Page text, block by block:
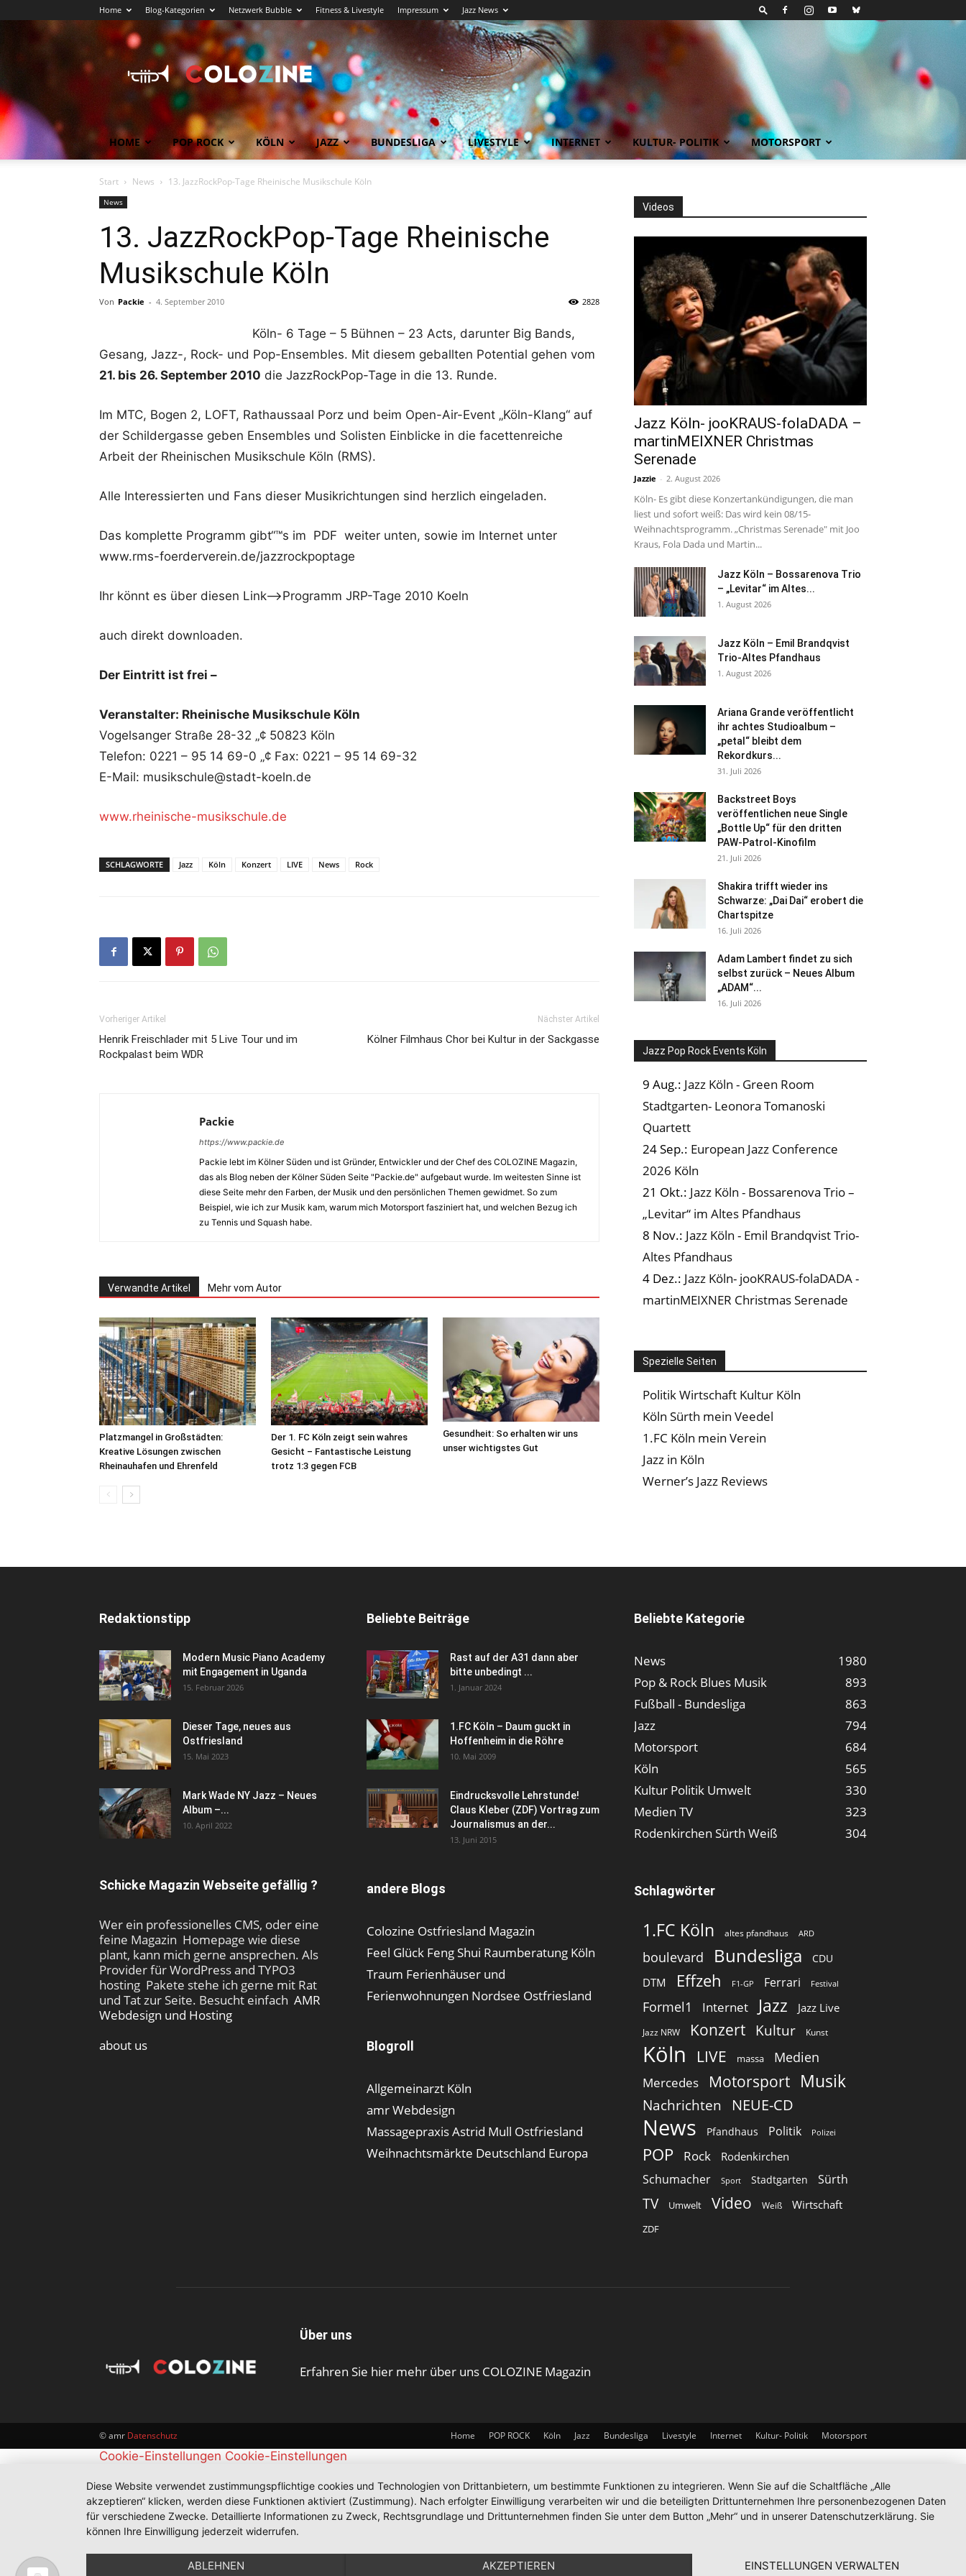
Home Blog-Kategorien Netzwerk Bubble Fitness & Livestyle Impressum Jazz News
Köln
News
COLOZINE
Magazin
HOME POP ROCK KÖLN JAZZ BUNDESLIGA LIVESTYLE INTERNET KULTUR- POLITIK MOTORSPORT
Start News 13. JazzRockPop-Tage Rheinische Musikschule Köln
News
13. JazzRockPop-Tage Rheinische
Musikschule Köln
Von Packie - 4. September 2010 2828
Köln- 6 Tage – 5 Bühnen – 23 Acts, darunter Big Bands,
Gesang, Jazz-, Rock- und Pop-Ensembles. Mit diesem geballten Potential gehen vom
21. bis 26. September 2010 die JazzRockPop-Tage in die 13. Runde.
Im MTC, Bogen 2, LOFT, Rathaussaal Porz und beim Open-Air-Event „Köln-Klang“ auf
der Schildergasse geben Ensembles und Solisten Einblicke in die facettenreiche
Arbeit der Rheinischen Musikschule Köln (RMS).
Alle Interessierten und Fans dieser Musikrichtungen sind herzlich eingeladen.
Das komplette Programm gibt“™s im PDF weiter unten, sowie im Internet unter
www.rms-foerderverein.de/jazzrockpoptage
Ihr könnt es über diesen Link–>Programm JRP-Tage 2010 Koeln
auch direkt downloaden.
Der Eintritt ist frei –
Veranstalter: Rheinische Musikschule Köln
Vogelsanger Straße 28-32 „¢ 50823 Köln
Telefon: 0221 – 95 14 69-0 „¢ Fax: 0221 – 95 14 69-32
E-Mail: musikschule@stadt-koeln.de
www.rheinische-musikschule.de
SCHLAGWORTE Jazz Köln Konzert LIVE News Rock
Vorheriger Artikel
Henrik Freischlader mit 5 Live Tour und im
Rockpalast beim WDR
Nächster Artikel
Kölner Filmhaus Chor bei Kultur in der Sackgasse
Packie
https://www.packie.de
Packie lebt im Kölner Süden und ist Gründer, Entwickler und der Chef des COLOZINE Magazin,
das als Blog neben der Kölner Süden Seite "Packie.de" aufgebaut wurde. Im weitesten Sinne ist
diese Seite mehr den Farben, der Musik und den persönlichen Themen gewidmet. So zum
Beispiel, wie ich zur Musik kam, warum mich Motorsport fasziniert hat, und welchen Bezug ich
zu Tennis und Squash habe.
Verwandte Artikel Mehr vom Autor
Platzmangel in Großstädten:
Kreative Lösungen zwischen
Rheinauhafen und Ehrenfeld
Der 1. FC Köln zeigt sein wahres
Gesicht – Fantastische Leistung
trotz 1:3 gegen FCB
Gesundheit: So erhalten wir uns
unser wichtigstes Gut
Videos
Jazz Köln- jooKRAUS-folaDADA –
martinMEIXNER Christmas
Serenade
Jazzie - 2. August 2026
Köln- Es gibt diese Konzertankündigungen, die man
liest und sofort weiß: Das wird kein 08/15-
Weihnachtsprogramm. „Christmas Serenade" mit Joo
Kraus, Fola Dada und Martin...
Jazz Köln – Bossarenova Trio
– „Levitar“ im Altes...
1. August 2026
Jazz Köln – Emil Brandqvist
Trio-Altes Pfandhaus
1. August 2026
Ariana Grande veröffentlicht
ihr achtes Studioalbum –
„petal“ bleibt dem
Rekordkurs...
31. Juli 2026
Backstreet Boys
veröffentlichen neue Single
„Bottle Up“ für den dritten
PAW-Patrol-Kinofilm
21. Juli 2026
Shakira trifft wieder ins
Schwarze: „Dai Dai“ erobert die
Chartspitze
16. Juli 2026
Adam Lambert findet zu sich
selbst zurück – Neues Album
„ADAM“...
16. Juli 2026
Jazz Pop Rock Events Köln
9 Aug.: Jazz Köln - Green Room
Stadtgarten- Leonora Tomanoski
Quartett
24 Sep.: European Jazz Conference
2026 Köln
21 Okt.: Jazz Köln - Bossarenova Trio –
„Levitar“ im Altes Pfandhaus
8 Nov.: Jazz Köln - Emil Brandqvist Trio-
Altes Pfandhaus
4 Dez.: Jazz Köln- jooKRAUS-folaDADA -
martinMEIXNER Christmas Serenade
Spezielle Seiten
Politik Wirtschaft Kultur Köln
Köln Sürth mein Veedel
1.FC Köln mein Verein
Jazz in Köln
Werner’s Jazz Reviews
Redaktionstipp
Modern Music Piano Academy
mit Engagement in Uganda
15. Februar 2026
Dieser Tage, neues aus
Ostfriesland
15. Mai 2023
Mark Wade NY Jazz – Neues
Album –...
10. April 2022
Schicke Magazin Webseite gefällig ?
Wer ein professionelles CMS, oder eine
feine Magazin Homepage wie diese
plant, kann mich gerne ansprechen. Als
Provider für WordPress and TYPO3
hosting Pakete stehe ich gerne mit Rat
und Tat zur Seite. Besucht einfach AMR
Webdesign und Hosting
about us
Beliebte Beiträge
Rast auf der A31 dann aber
bitte unbedingt ...
1. Januar 2024
1.FC Köln – Daum guckt in
Hoffenheim in die Röhre
10. Mai 2009
Eindrucksvolle Lehrstunde!
Claus Kleber (ZDF) Vortrag zum
Journalismus an der...
13. Juni 2015
andere Blogs
Colozine Ostfriesland Magazin
Feel Glück Feng Shui Raumberatung Köln
Traum Ferienhäuser und
Ferienwohnungen Nordsee Ostfriesland
Blogroll
Allgemeinarzt Köln
amr Webdesign
Massagepraxis Astrid Mull Ostfriesland
Weihnachtsmärkte Deutschland Europa
Beliebte Kategorie
News
1980
Pop & Rock Blues Musik
893
Fußball - Bundesliga
863
Jazz
794
Motorsport
684
Köln
565
Kultur Politik Umwelt
330
Medien TV
323
Rodenkirchen Sürth Weiß
304
Schlagwörter
1.FC Köln altes pfandhaus ARD
boulevard Bundesliga CDU
DTM Effzeh F1-GP Ferrari Festival
Formel1 Internet Jazz Jazz Live
Jazz NRW Konzert Kultur Kunst
Köln LIVE massa Medien
Mercedes Motorsport Musik
Nachrichten NEUE-CD
News Pfandhaus Politik Polizei
POP Rock Rodenkirchen
Schumacher Sport Stadtgarten Sürth
TV Umwelt Video Weiß Wirtschaft
ZDF
Über uns
Erfahren Sie hier mehr über uns COLOZINE Magazin
Home POP ROCK Köln Jazz Bundesliga Livestyle Internet Kultur- Politik Motorsport
© amr Datenschutz
Cookie-Einstellungen Cookie-Einstellungen
Diese Website verwendet zustimmungspflichtige cookies und Technologien von Drittanbietern, um bestimmte Funktionen zu integrieren. Wenn Sie auf die Schaltfläche „Alle
akzeptieren“ klicken, werden diese Funktionen aktiviert (Zustimmung). Nach erfolgter Einwilligung verarbeiten wir und die beteiligten Drittunternehmen Ihre personenbezogenen Daten
für verschiedene Zwecke. Detaillierte Informationen zu Zweck, Rechtsgrundlage und Drittunternehmen finden Sie unter dem Button „Mehr“ und in unserer Datenschutzerklärung. Sie
können Ihre Einwilligung jederzeit widerrufen.
ABLEHNEN AKZEPTIEREN EINSTELLUNGEN VERWALTEN